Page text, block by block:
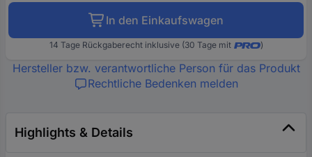
In den Einkaufswagen
14 Tage Rückgaberecht inklusive (30 Tage mit )
Hersteller bzw. verantwortliche Person für das Produkt
Rechtliche Bedenken melden
Highlights & Details